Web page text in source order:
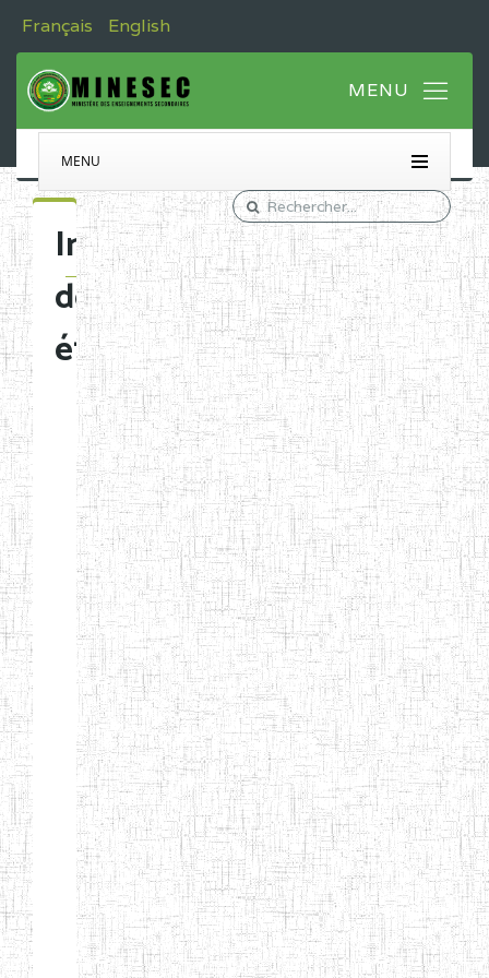
Français English
MENU
Immatriculation
des
établissements
Etablissements
d'enseignement
normal
ENI
Chercher:
Effacer les filtres
Denomination
Type